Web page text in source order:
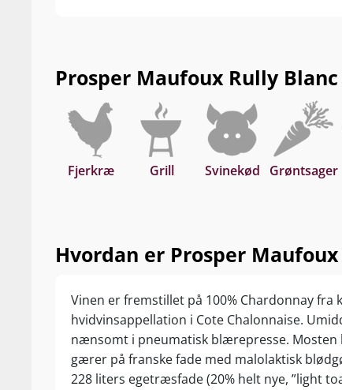
Prosper Maufoux Rully
Fjerkræ Grill Svinekød Grøntsager
Hvordan er Prosper
Vinen er fremstillet på 100% Chardonnay
hvidvinsappellation i Cote Chalonnaise.
nænsomt i pneumatisk blærepresse. Mosten
gærer på franske fade med malolaktisk
228 liters egetræsfade (20% helt nye, ”light